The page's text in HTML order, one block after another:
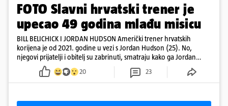
FOTO Slavni hrvatski trener je
upecao 49 godina mlađu misicu
BILL BELICHICK I JORDAN HUDSON Američki trener hrvatskih
korijena je od 2021. godine u vezi s Jordan Hudson (25). No,
njegovi prijatelji i obitelj su zabrinuti, smatraju kako ga Jordan
kontrolira
20 23